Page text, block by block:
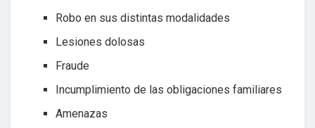
Robo en sus distintas modalidades
Lesiones dolosas
Fraude
Incumplimiento de las obligaciones familiares
Amenazas